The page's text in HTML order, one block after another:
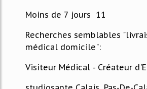
Moins de 7 jours 11
Recherches semblables
médical domicile":
Visiteur Médical - Créateur